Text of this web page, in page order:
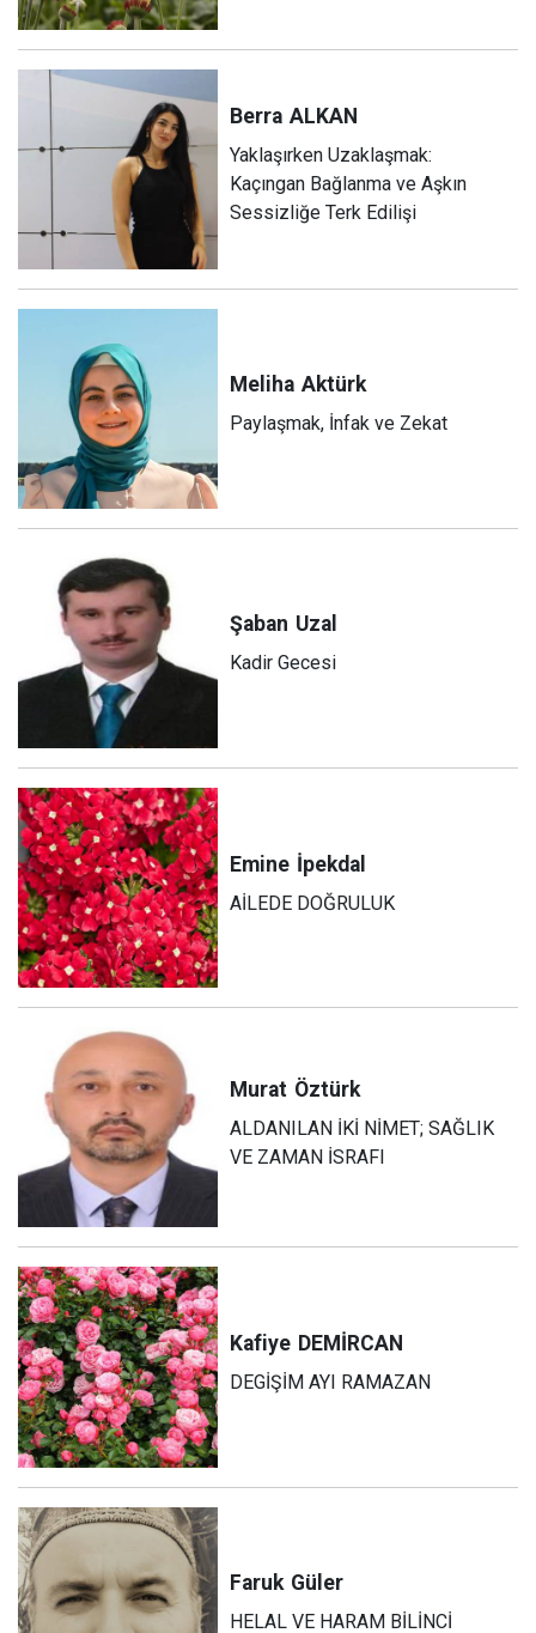
Berra ALKAN
Yaklaşırken Uzaklaşmak:
Kaçıngan Bağlanma ve Aşkın
Sessizliğe Terk Edilişi
Meliha Aktürk
Paylaşmak, İnfak ve Zekat
Şaban Uzal
Kadir Gecesi
Emine İpekdal
AİLEDE DOĞRULUK
Murat Öztürk
ALDANILAN İKİ NİMET; SAĞLIK
VE ZAMAN İSRAFI
Kafiye DEMİRCAN
DEGİŞİM AYI RAMAZAN
Faruk Güler
HELAL VE HARAM BİLİNCİ